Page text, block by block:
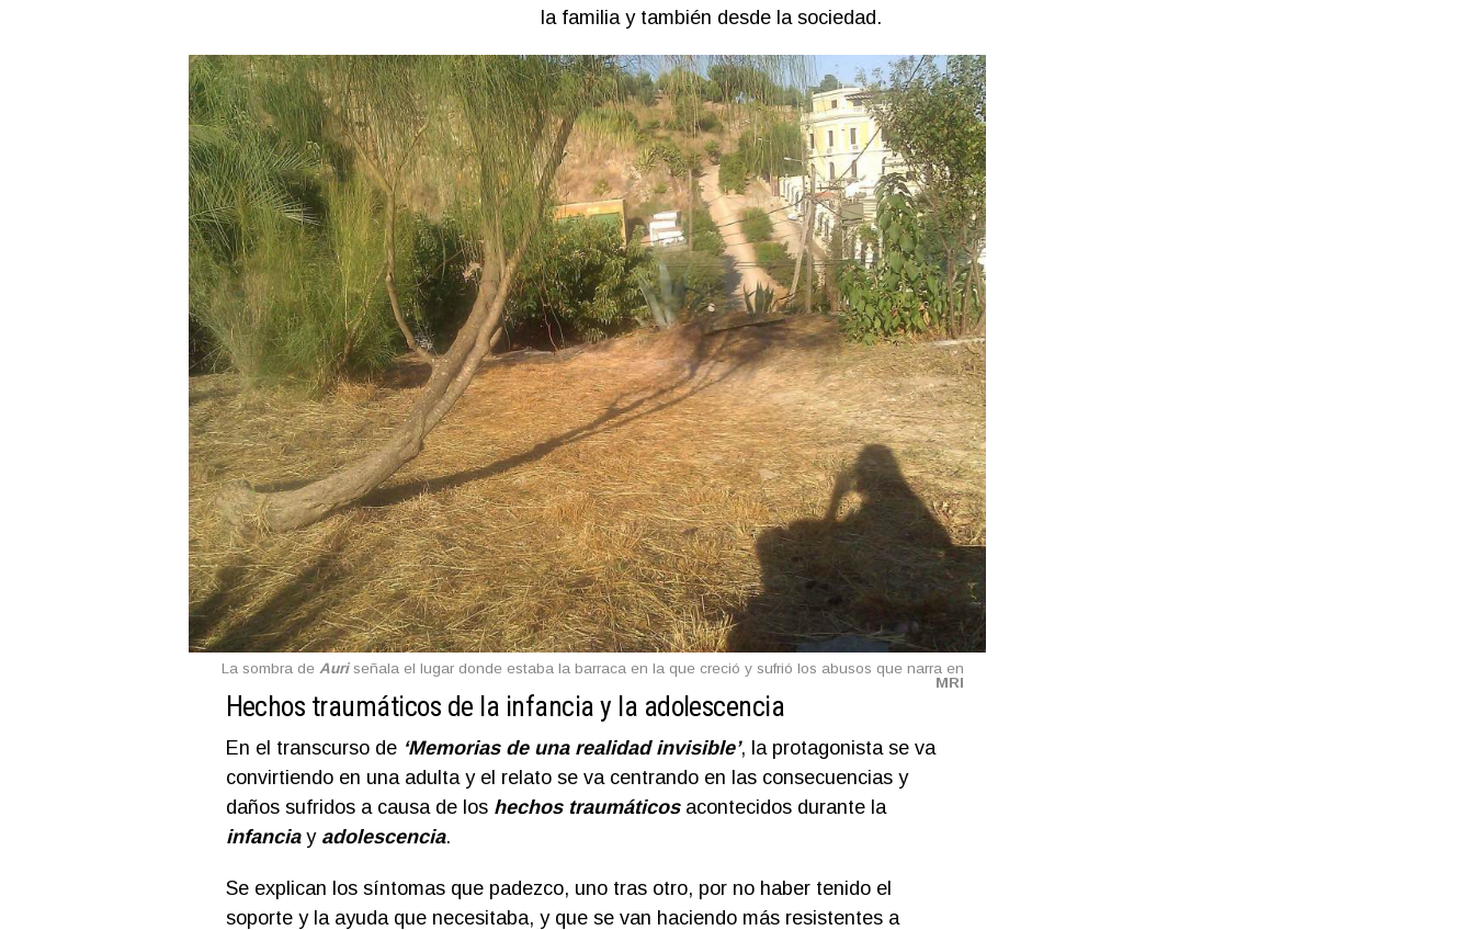
la familia y también desde la sociedad.
La sombra de Auri señala el lugar donde estaba la barraca en la que creció y sufrió los abusos que narra en
MRI
Hechos traumáticos de la infancia y la adolescencia
En el transcurso de ‘Memorias de una realidad invisible’, la protagonista se va
convirtiendo en una adulta y el relato se va centrando en las consecuencias y
daños sufridos a causa de los hechos traumáticosacontecidos durante la
infanciayadolescencia.
Se explican los síntomas que padezco, uno tras otro, por no haber tenido el
soporte y la ayuda que necesitaba, y que se van haciendo más resistentes a